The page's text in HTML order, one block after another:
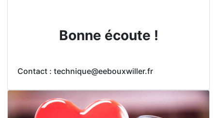
Bonne écoute !
Contact : technique@eebouxwiller.fr